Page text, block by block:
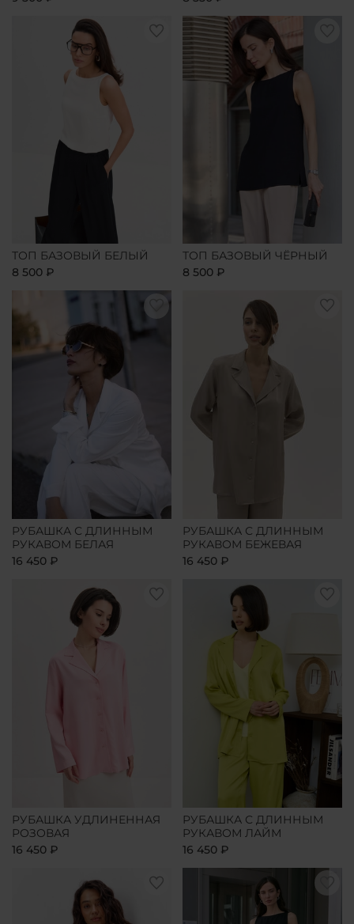
ТОП БАЗОВЫЙ БЕЛЫЙ
8 500 ₽
ТОП БАЗОВЫЙ ЧЁРНЫЙ
8 500 ₽
РУБАШКА С ДЛИННЫМ
РУКАВОМ БЕЛАЯ
16 450 ₽
РУБАШКА С ДЛИННЫМ
РУКАВОМ БЕЖЕВАЯ
16 450 ₽
РУБАШКА УДЛИНЕННАЯ
РОЗОВАЯ
16 450 ₽
РУБАШКА С ДЛИННЫМ
РУКАВОМ ЛАЙМ
16 450 ₽